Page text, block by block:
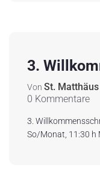
3.
Von St.
0 Kommentare
3.
So/Monat, 11:30 h